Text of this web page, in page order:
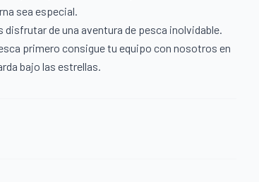
sea especial.
de una aventura de pesca inolvidable.
primero consigue tu equipo con nosotros en
bajo las estrellas.